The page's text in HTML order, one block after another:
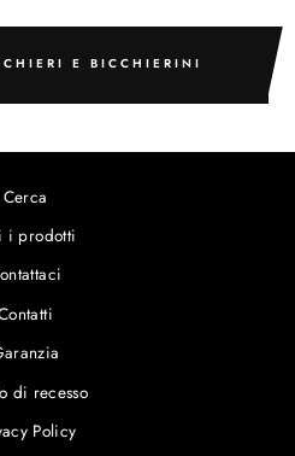
E BICCHIERINI
Cerca
i prodotti
di recesso
Policy